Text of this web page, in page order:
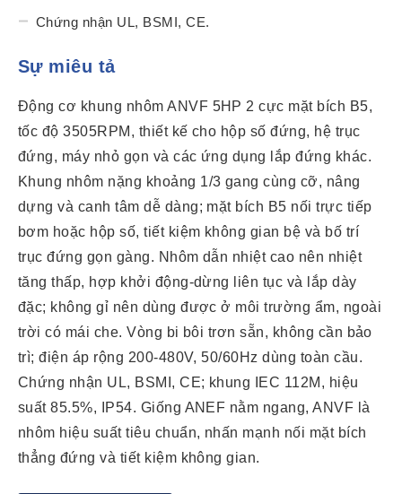
Chứng nhận UL, BSMI, CE.
Sự miêu tả
Động cơ khung nhôm ANVF 5HP 2 cực mặt bích B5,
tốc độ 3505RPM, thiết kế cho hộp số đứng, hệ trục
đứng, máy nhỏ gọn và các ứng dụng lắp đứng khác.
Khung nhôm nặng khoảng 1/3 gang cùng cỡ, nâng
dựng và canh tâm dễ dàng; mặt bích B5 nối trực tiếp
bơm hoặc hộp số, tiết kiệm không gian bệ và bố trí
trục đứng gọn gàng. Nhôm dẫn nhiệt cao nên nhiệt
tăng thấp, hợp khởi động-dừng liên tục và lắp dày
đặc; không gỉ nên dùng được ở môi trường ẩm, ngoài
trời có mái che. Vòng bi bôi trơn sẵn, không cần bảo
trì; điện áp rộng 200-480V, 50/60Hz dùng toàn cầu.
Chứng nhận UL, BSMI, CE; khung IEC 112M, hiệu
suất 85.5%, IP54. Giống ANEF nằm ngang, ANVF là
nhôm hiệu suất tiêu chuẩn, nhấn mạnh nối mặt bích
thẳng đứng và tiết kiệm không gian.